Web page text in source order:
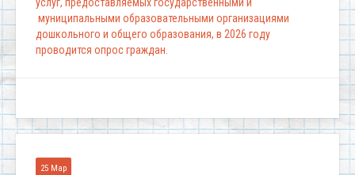
муниципальными образовательными организациями
дошкольного и общего образования, в 2026 году
проводится опрос граждан.
25 Мар